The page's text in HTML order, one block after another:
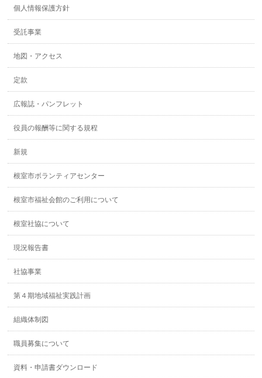
個人情報保護方針
受託事業
地図・アクセス
定款
広報誌・パンフレット
役員の報酬等に関する規程
新規
根室市ボランティアセンター
根室市福祉会館のご利用について
根室社協について
現況報告書
社協事業
第４期地域福祉実践計画
組織体制図
職員募集について
資料・申請書ダウンロード